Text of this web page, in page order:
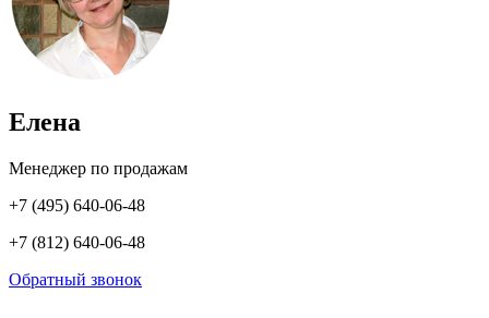
Елена
Менеджер по продажам
+7 (495) 640-06-48
+7 (812) 640-06-48
Обратный звонок